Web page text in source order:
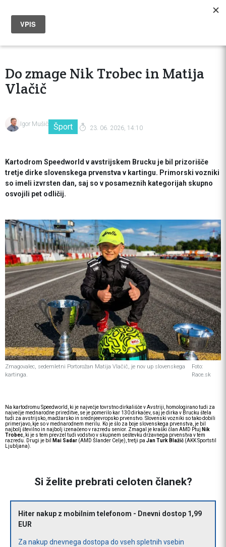
Do zmage Nik Trobec in Matija
Vlačič
Igor Mušič Šport 23. 06. 2026, 14:10
Kartodrom Speedworld v avstrijskem Brucku je bil prizorišče
tretje dirke slovenskega prvenstva v kartingu. Primorski vozniki
so imeli izvrsten dan, saj so v posameznih kategorijah skupno
osvojili pet odličij.
Zmagovalec, sedemletni Portorožan Matija Vlačič, je nov up slovenskega
kartinga.
Foto:
Race.sk
Na kartodromu Speedworld, ki je največje tovrstno dirkališče v Avstriji, homologirano tudi za
največje mednarodne prireditve, se je pomerilo kar 130 dirkačev, saj je dirka v Brucku štela
tudi za avstrijsko, madžarsko in srednjeevropsko prvenstvo. Slovenski vozniki so tako dobili
primerjavo, kje so v mednarodnem merilu. Ko je šlo za boje slovenskega prvenstva, je bil
najbolj številno in najbolj izenačeno v razredu senior. Zmagal je kraški član AMD Ptuj Nik
Trobec , ki je s tem prevzel tudi vodstvo v skupnem seštevku državnega prvenstva v tem
razredu. Drugi je bil
Mai Sadar (AMD Šlander Celje), tretji pa Jan Turk Blažič (AKK Sportstil
Ljubljana).
Si želite prebrati celoten članek?
Hiter nakup z mobilnim telefonom - Dnevni dostop 1,99
EUR
Za nakup dnevnega dostopa do vseh spletnih vsebin